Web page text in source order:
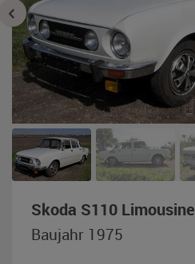
Skoda S110 Limousine
Baujahr 1975